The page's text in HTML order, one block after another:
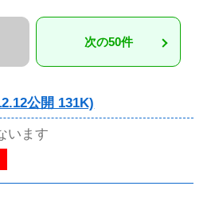
次の50件
公開 131K)
います